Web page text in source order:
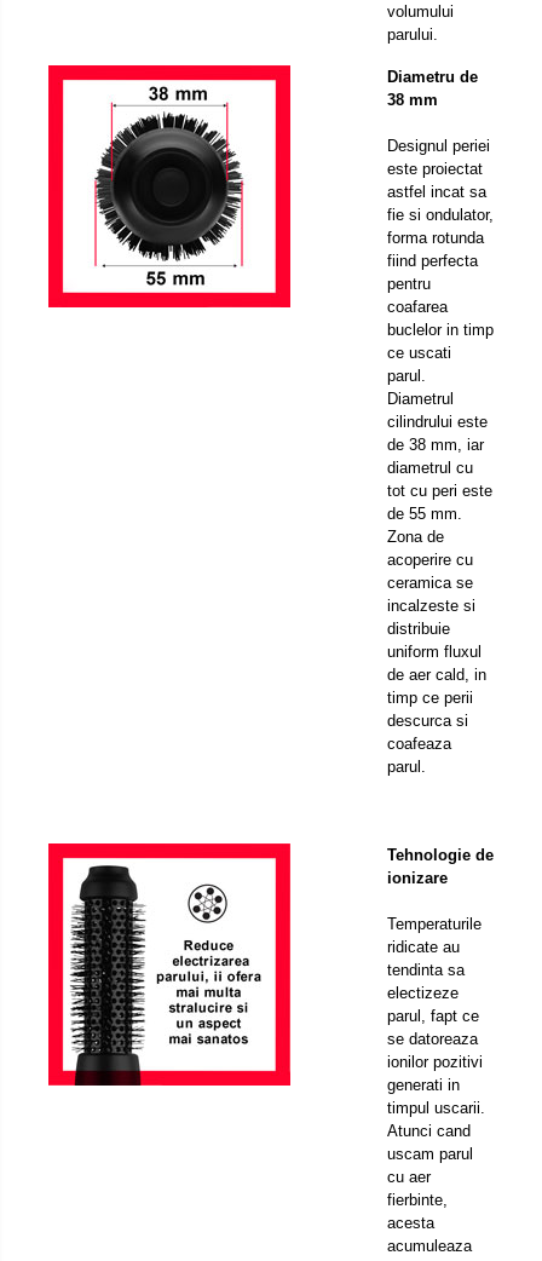
volumului
parului.
Diametru de
38 mm
Designul periei
este proiectat
astfel incat sa
fie si ondulator,
forma rotunda
fiind perfecta
pentru
coafarea
buclelor in timp
ce uscati
parul.
Diametrul
cilindrului este
de 38 mm, iar
diametrul cu
tot cu peri este
de 55 mm.
Zona de
acoperire cu
ceramica se
incalzeste si
distribuie
uniform fluxul
de aer cald, in
timp ce perii
descurca si
coafeaza
parul.
Tehnologie de
ionizare
Temperaturile
ridicate au
tendinta sa
electizeze
parul, fapt ce
se datoreaza
ionilor pozitivi
generati in
timpul uscarii.
Atunci cand
uscam parul
cu aer
fierbinte,
acesta
acumuleaza